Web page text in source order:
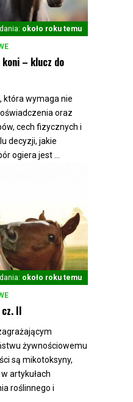
około roku temu
– klucz do
która wymaga nie
oraz
cech fizycznych i
decyzji, jakie
ogiera jest ...
około roku temu
II
żywnościowemu
są mikotoksyny,
artykułach
roślinnego i